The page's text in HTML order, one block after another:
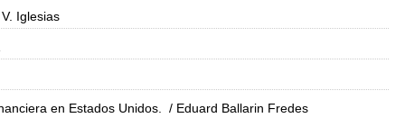
Iglesias
en Estados Unidos. / Eduard Ballarin Fredes